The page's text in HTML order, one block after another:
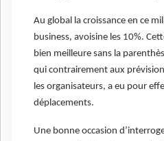
Au global la croissance en ce
business, avoisine les 10%.
bien meilleure sans la
qui contrairement aux
les organisateurs, a eu pour
déplacements.
Une bonne occasion